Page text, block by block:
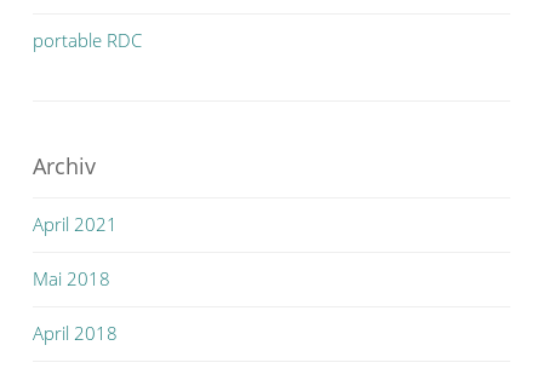
portable RDC
Archiv
April 2021
Mai 2018
April 2018